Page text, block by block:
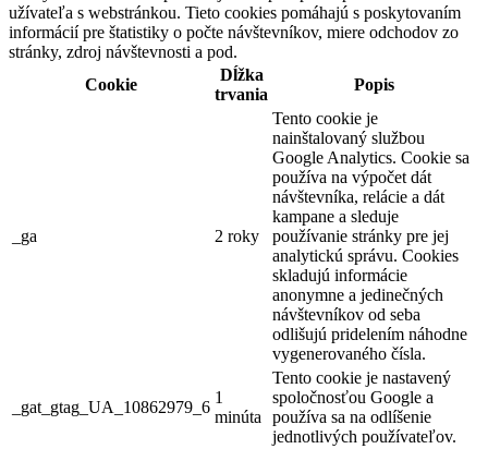
užívateľa s webstránkou. Tieto cookies pomáhajú s poskytovaním
informácií pre štatistiky o počte návštevníkov, miere odchodov zo
stránky, zdroj návštevnosti a pod.
Cookie
Dĺžka
trvania
Popis
_ga 2 roky
Tento cookie je
nainštalovaný službou
Google Analytics. Cookie sa
používa na výpočet dát
návštevníka, relácie a dát
kampane a sleduje
používanie stránky pre jej
analytickú správu. Cookies
skladujú informácie
anonymne a jedinečných
návštevníkov od seba
odlišujú pridelením náhodne
vygenerovaného čísla.
_gat_gtag_UA_10862979_6
1
minúta
Tento cookie je nastavený
spoločnosťou Google a
používa sa na odlíšenie
jednotlivých používateľov.